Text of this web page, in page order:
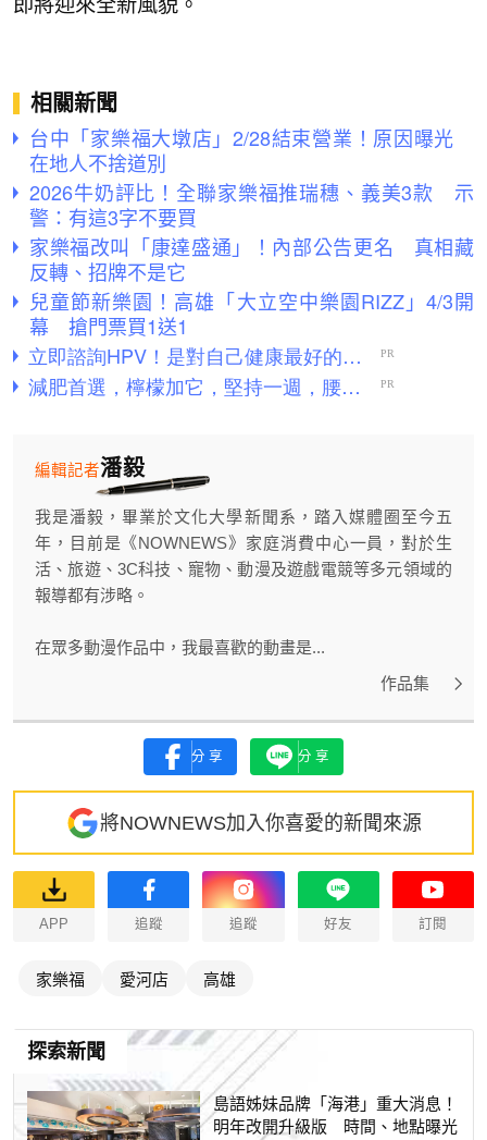
相關新聞
台中「家樂福大墩店」2/28結束營業！原因曝光
在地人不捨道別
2026牛奶評比！全聯家樂福推瑞穗、義美3款 示
警：有這3字不要買
家樂福改叫「康達盛通」！內部公告更名 真相藏
反轉、招牌不是它
兒童節新樂園！高雄「大立空中樂園RIZZ」4/3開
幕 搶門票買1送1
潘毅
編輯記者
我是潘毅，畢業於文化大學新聞系，踏入媒體圈至今五
年，目前是《NOWNEWS》家庭消費中心一員，對於生
活、旅遊、3C科技、寵物、動漫及遊戲電競等多元領域的
報導都有涉略。
在眾多動漫作品中，我最喜歡的動畫是...
作品集
分享 分享
將NOWNEWS加入你喜愛的新聞來源
APP 追蹤 追蹤 好友 訂閱
家樂福 愛河店 高雄
探索新聞
島語姊妹品牌「海港」重大消息！
明年改開升級版 時間、地點曝光